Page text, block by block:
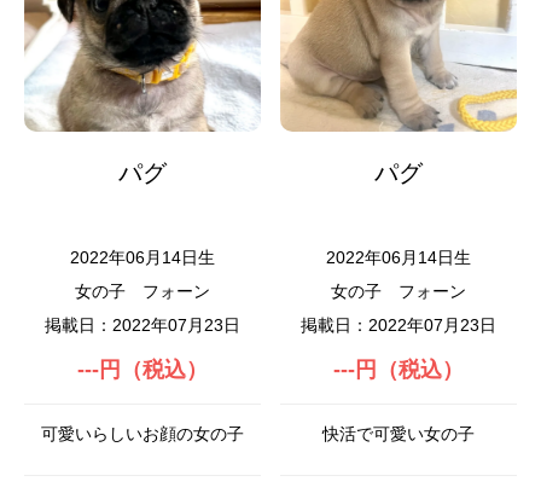
パグ
2022年06月14日生
女の子
フォーン
掲載日：2022年07月23日
---円（税込）
可愛いらしいお顔の女の子
パグ
2022年06月14日生
女の子
フォーン
掲載日：2022年07月23日
---円（税込）
快活で可愛い女の子